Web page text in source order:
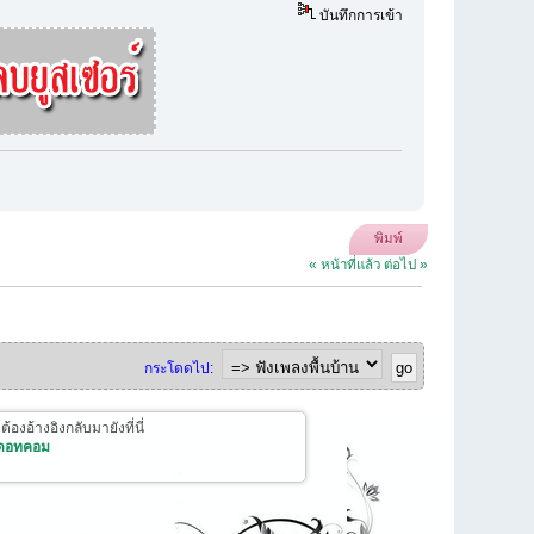
บันทึกการเข้า
พิมพ์
« หน้าที่แล้ว ต่อไป »
กระโดดไป:
งอ้างอิงกลับมายังที่นี่
อทคอม